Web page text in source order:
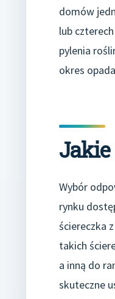
domów
lub
pylenia
okres
Wybór
rynku
ściereczka
takich
a inną do
skuteczne